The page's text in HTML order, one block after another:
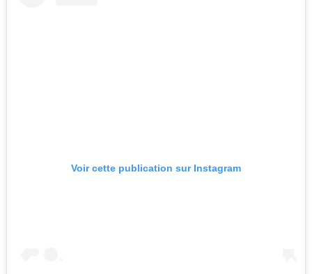
Voir cette publication sur Instagram